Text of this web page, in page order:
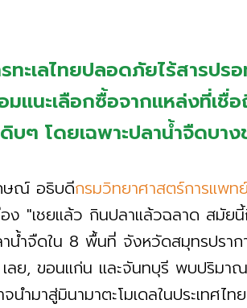
ทะเลไทยปลอดภัยไร้สารปร
มแนะเลือกซื้อจากแหล่งที่เชื่
ๆ โดยเฉพาะปลาน้ำจืดบา
ษณ์ อธิบดีกรมวิทยาศาสตร์การแพท
อง "เชยแล้ว กินปลาแล้วฉลาด สมั
าน้ำจืดใน 8 พื้นที่ จังหวัดสมุทรปรา
เลย, ขอนแก่น และจันทบุรี พบปริม
นำมาสู่มินามาตะโมเดลในประเทศ